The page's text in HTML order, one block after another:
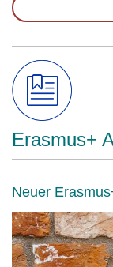
Erasmus+
Neuer